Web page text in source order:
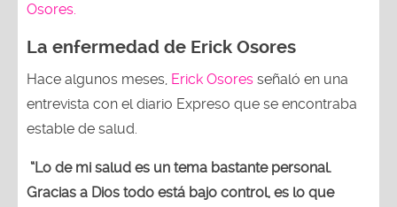
Osores.
La enfermedad de Erick Osores
Hace algunos meses, Erick Osores señaló en una
entrevista con el diario Expreso que se encontraba
estable de salud.
“Lo de mi salud es un tema bastante personal.
Gracias a Dios todo está bajo control, es lo que